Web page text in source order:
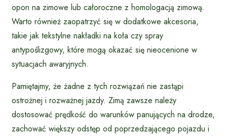
opon na zimowe lub całoroczne z homologacją zimową.
Warto również zaopatrzyć się w dodatkowe akcesoria,
takie jak tekstylne nakładki na koła czy spray
antypoślizgowy, które mogą okazać się nieocenione w
sytuacjach awaryjnych.
Pamiętajmy, że żadne z tych rozwiązań nie zastąpi
ostrożnej i rozważnej jazdy. Zimą zawsze należy
dostosować prędkość do warunków panujących na drodze,
zachować większy odstęp od poprzedzającego pojazdu i